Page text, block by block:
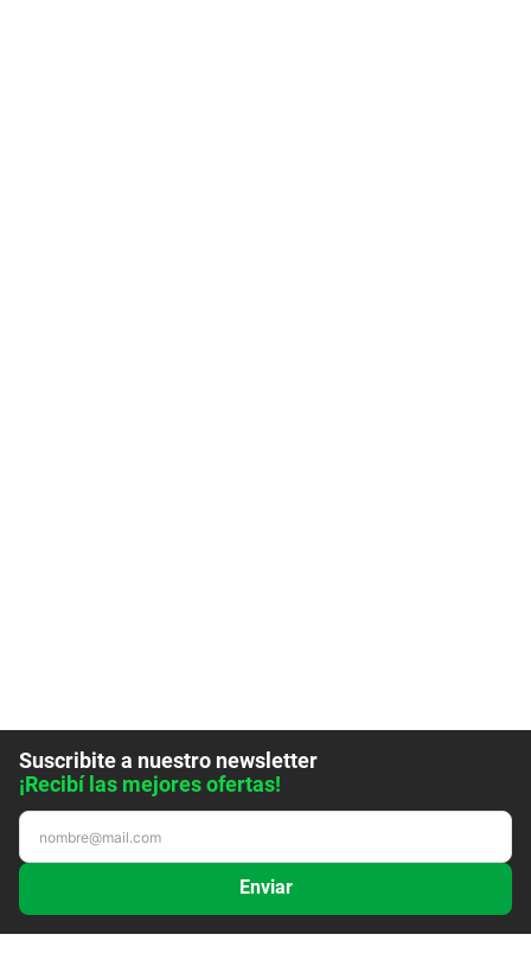
Suscribite a nuestro newsletter
¡Recibí las mejores ofertas!
Enviar